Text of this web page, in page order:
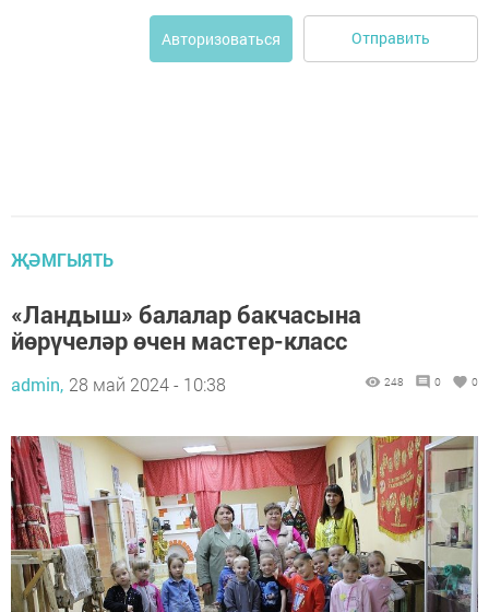
Авторизоваться Отправить
ҖӘМГЫЯТЬ
«Ландыш» балалар бакчасына
йөрүчеләр өчен мастер-класс
admin, 28 май 2024 - 10:38 248 0 0